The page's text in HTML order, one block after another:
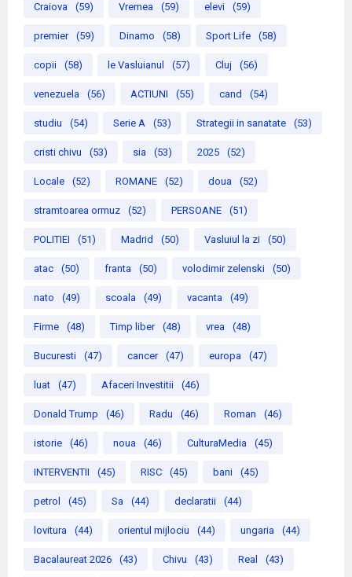
Craiova (59) Vremea (59) elevi (59)
premier (59) Dinamo (58) Sport Life (58)
copii (58) le Vasluianul (57) Cluj (56)
venezuela (56) ACTIUNI (55) cand (54)
studiu (54) Serie A (53) Strategii in sanatate (53)
cristi chivu (53) sia (53) 2025 (52)
Locale (52) ROMANE (52) doua (52)
stramtoarea ormuz (52) PERSOANE (51)
POLITIEI (51) Madrid (50) Vasluiul la zi (50)
atac (50) franta (50) volodimir zelenski (50)
nato (49) scoala (49) vacanta (49)
Firme (48) Timp liber (48) vrea (48)
Bucuresti (47) cancer (47) europa (47)
luat (47) Afaceri Investitii (46)
Donald Trump (46) Radu (46) Roman (46)
istorie (46) noua (46) CulturaMedia (45)
INTERVENTII (45) RISC (45) bani (45)
petrol (45) Sa (44) declaratii (44)
lovitura (44) orientul mijlociu (44) ungaria (44)
Bacalaureat 2026 (43) Chivu (43) Real (43)